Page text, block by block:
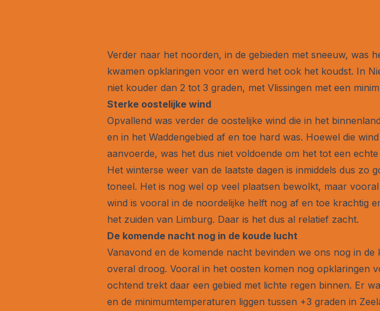
Verder naar het noorden, in de gebieden met sneeuw, was
kwamen opklaringen voor en werd het ook het koudst. In
niet kouder dan 2 tot 3 graden, met Vlissingen met een
Sterke oostelijke wind
Opvallend was verder de oostelijke wind die in het
en in het Waddengebied af en toe hard was. Hoewel die
aanvoerde, was het dus niet voldoende om het tot een
Het winterse weer van de laatste dagen is inmiddels dus zo
toneel. Het is nog wel op veel plaatsen bewolkt, maar
wind is vooral in de noordelijke helft nog af en toe krachtig
het zuiden van Limburg. Daar is het dus al relatief zacht.
De komende nacht nog in de koude lucht
Vanavond en de komende nacht bevinden we ons nog in
overal droog. Vooral in het oosten komen nog opklaringen
ochtend trekt daar een gebied met lichte regen binnen. Er
en de minimumtemperaturen liggen tussen +3 graden in